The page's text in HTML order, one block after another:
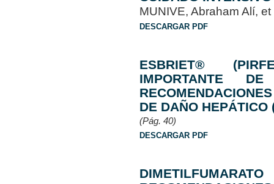
MUNIVE, Abraham Alí,
DESCARGAR PDF
ESBRIET®
IMPORTANTE
DE DAÑO HEPÁTICO
(Pág. 40)
DESCARGAR PDF